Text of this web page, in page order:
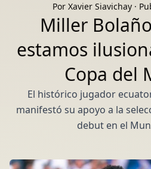
Por Xavier Siavichay·
Miller
estamos
Copa del
El histórico jugador
manifestó su apoyo a la
debut en el